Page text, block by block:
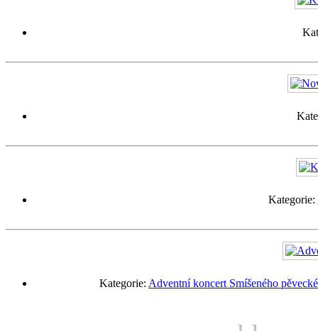
Kategorie:
Kategorie: Adventní koncert Smíšeného